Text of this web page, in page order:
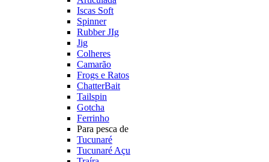
Iscas Soft
Spinner
Rubber JIg
Jig
Colheres
Camarão
Frogs e Ratos
ChatterBait
Tailspin
Gotcha
Ferrinho
Para pesca de
Tucunaré
Tucunaré Açu